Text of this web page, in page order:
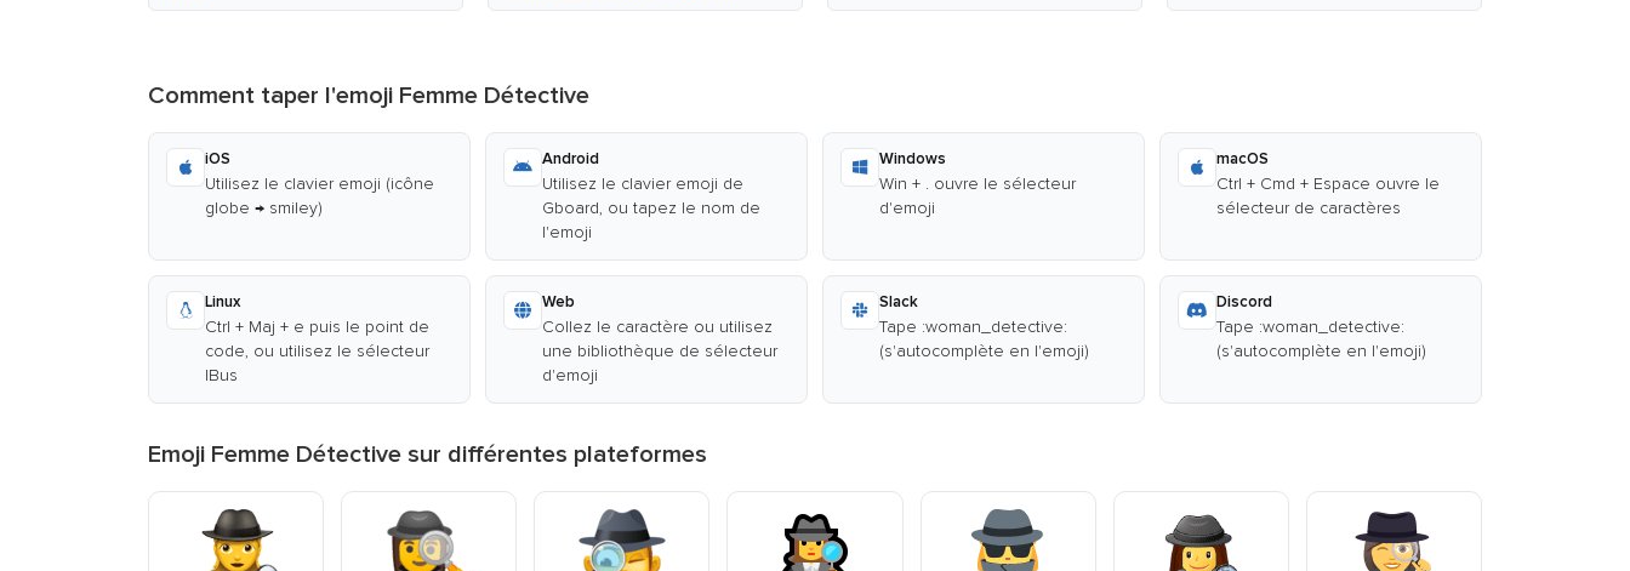
Comment taper l'emoji Femme Détective
iOS
Utilisez le clavier emoji (icône
globe → smiley)
Android
Utilisez le clavier emoji de
Gboard, ou tapez le nom de
l'emoji
Windows
Win + . ouvre le sélecteur
d'emoji
macOS
Ctrl + Cmd + Espace ouvre le
sélecteur de caractères
Linux
Ctrl + Maj + e puis le point de
code, ou utilisez le sélecteur
IBus
Web
Collez le caractère ou utilisez
une bibliothèque de sélecteur
d'emoji
Slack
Tape :woman_detective:
(s'autocomplète en l'emoji)
Discord
Tape :woman_detective:
(s'autocomplète en l'emoji)
Emoji Femme Détective sur différentes plateformes